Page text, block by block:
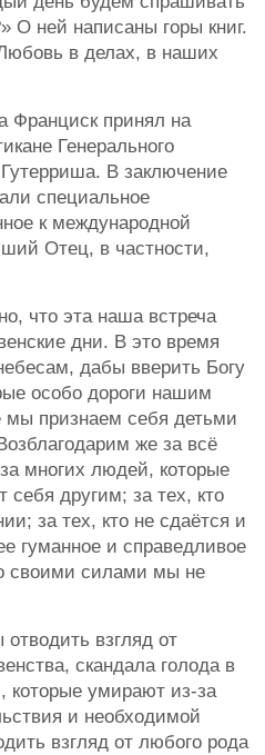
О ней написаны горы книг.
в делах, в наших
Франциск принял на
Генерального
В заключение
специальное
к международной
Отец, в частности,
что эта наша встреча
дни. В это время
дабы вверить Богу
особо дороги нашим
мы признаем себя детьми
же за всё
многих людей, которые
другим; за тех, кто
за тех, кто не сдаётся и
гуманное и справедливое
своими силами мы не
взгляд от
скандала голода в
которые умирают из-за
и необходимой
взгляд от любого рода